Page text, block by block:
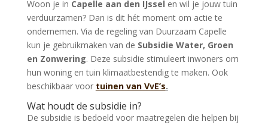
Woon je in Capelle aan den IJssel en wil je jouw tuin
verduurzamen? Dan is dit hét moment om actie te
ondernemen. Via de regeling van Duurzaam Capelle
kun je gebruikmaken van de Subsidie Water, Groen
en Zonwering. Deze subsidie stimuleert inwoners om
hun woning en tuin klimaatbestendig te maken. Ook
beschikbaar voor tuinen van VvE’s.
Wat houdt de subsidie in?
De subsidie is bedoeld voor maatregelen die helpen bij